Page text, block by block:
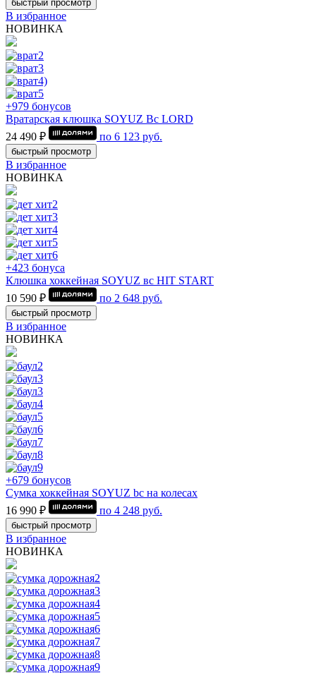
быстрый просмотр
В избранное
НОВИНКА
+979 бонусов
Вратарская клюшка SOYUZ Bc LORD
24 490 ₽
по 6 123 руб.
быстрый просмотр
В избранное
НОВИНКА
+423 бонуса
Клюшка хоккейная SOYUZ вс HIT START
10 590 ₽
по 2 648 руб.
быстрый просмотр
В избранное
НОВИНКА
+679 бонусов
Сумка хоккейная SOYUZ bc на колесах
16 990 ₽
по 4 248 руб.
быстрый просмотр
В избранное
НОВИНКА